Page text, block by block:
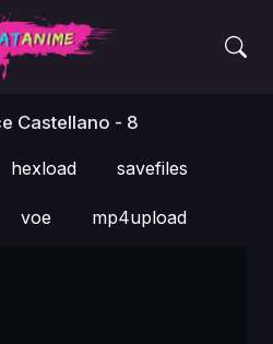
Castellano - 8
hexload savefiles
voe mp4upload